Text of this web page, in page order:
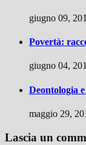
giugno 09,
Povertà:
giugno 04,
Deontologia
maggio 29,
Lascia un